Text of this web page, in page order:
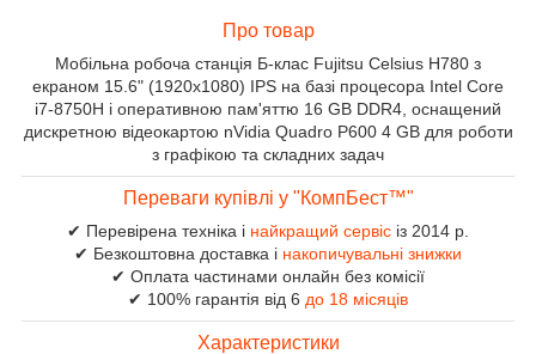
Про товар
Мобільна робоча станція Б-клас Fujitsu Celsius H780 з
екраном 15.6" (1920x1080) IPS на базі процесора Intel Core
i7-8750H і оперативною пам'яттю 16 GB DDR4, оснащений
дискретною відеокартою nVidia Quadro P600 4 GB для роботи
з графікою та складних задач
Переваги купівлі у "КомпБест™"
✔ Перевірена техніка і найкращий сервіс із 2014 р.
✔ Безкоштовна доставка і накопичувальні знижки
✔ Оплата частинами онлайн без комісії
✔ 100% гарантія від 6 до 18 місяців
Характеристики